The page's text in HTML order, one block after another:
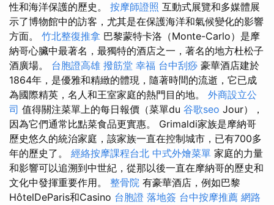
性和海洋保護的歷史。 按摩師證照 互動式展覽和多媒體展
示了博物館中的訪客，尤其是在保護海洋和氣候變化的影響
方面。 竹北整復推拿 巴黎蒙特卡洛（Monte-Carlo）是摩
納哥心臟中最著名，最獨特的酒店之一，著名的地方杜松子
酒廣場。 台胞證高雄 撥筋堂 幸福 台中刮痧 豪華酒店建於
1864年，是優雅和精緻的體現，隨著時間的流逝，它已成
為國際精英，名人和王室家庭的熱門目的地。 外商設立公
司 值得關注菜單上的每日報價（菜單du 谷歌seo Jour），
因為它們通常比點菜食品更實惠。 Grimaldi家族是摩納哥
歷史悠久的統治家庭，該家族一直在控制城市，已有700多
年的歷史了。 經絡按摩課程台北 中式外燴菜單 家庭的力量
和影響可以追溯到中世紀，從那以後一直在摩納哥的歷史和
文化中發揮重要作用。 整骨院 有豪華酒店，例如巴黎
HôtelDeParis和Casino 台胞證 落地簽 台中按摩推薦 網路